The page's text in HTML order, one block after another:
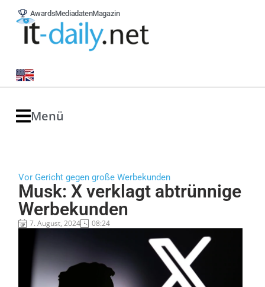
AwardsMediadatenMagazin
Menü
Vor Gericht gegen große Werbekunden
Musk: X verklagt abtrünnige
Werbekunden
7. August, 2024 08:24